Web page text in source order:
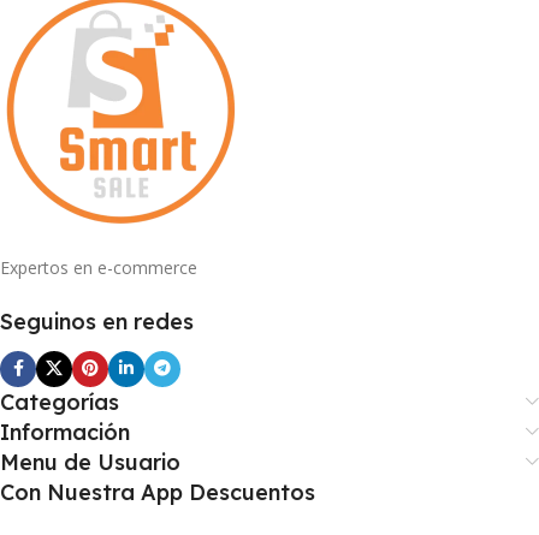
Expertos en e-commerce
Seguinos en redes
Categorías
Información
Menu de Usuario
Con Nuestra App Descuentos